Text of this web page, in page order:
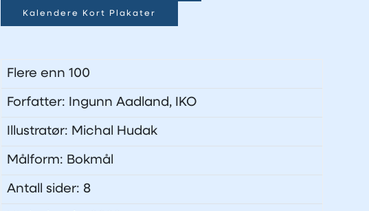
Kalendere Kort Plakater
Flere enn 100
Forfatter: Ingunn Aadland, IKO
Illustratør: Michal Hudak
Målform: Bokmål
Antall sider: 8